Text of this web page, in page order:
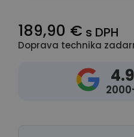
189,90 € s DPH
Doprava technika
4.9